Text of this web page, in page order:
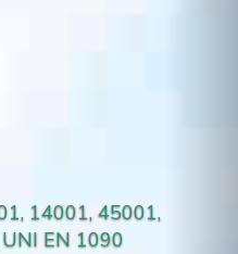
14001, 45001,
EN 1090